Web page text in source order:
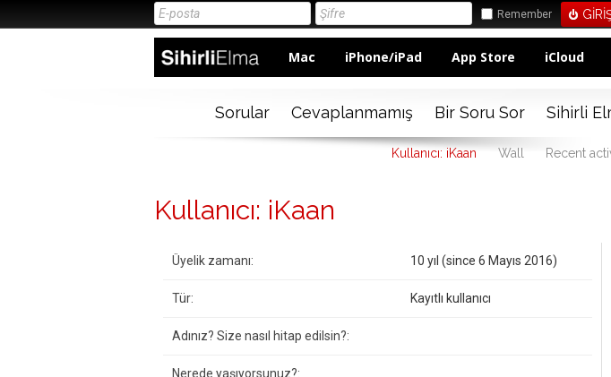
Remember
Mac iPhone/iPad App Store iCloud
Sorular Cevaplanmamış Bir Soru Sor Sihirli
Kullanıcı: iKaan Wall Recent
Kullanıcı: iKaan
Üyelik zamanı: 10 yıl (since 6 Mayıs 2016)
Tür: Kayıtlı kullanıcı
Adınız? Size nasıl hitap edilsin?:
Nerede yaşıyorsunuz?: